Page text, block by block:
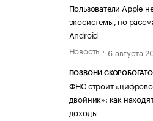
Пользователи Apple
экосистемы, но
Android
Новость
6 августа
ПОЗВОНИ
ФНС строит
двойник»: как
доходы